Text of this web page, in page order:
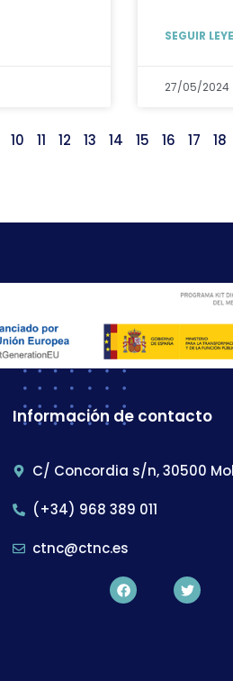
SEGUIR
27/05/2024
10 11 12 13 14 15 16 17 18
Información de contacto
C/ Concordia s/n, 30500
(+34) 968 389 011
ctnc@ctnc.es